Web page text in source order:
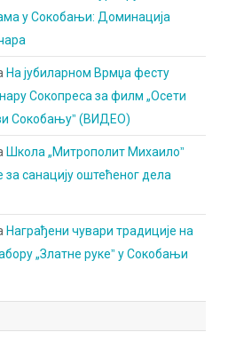
у Сокобањи: Доминација
На јубиларном Врмџа фесту
Сокопреса за филм „Осети
Сокобањуˮ (ВИДЕО)
Школа „Митрополит Михаилоˮ
санацију оштећеног дела
Награђени чувари традиције на
„Златне рукеˮ у Сокобањи